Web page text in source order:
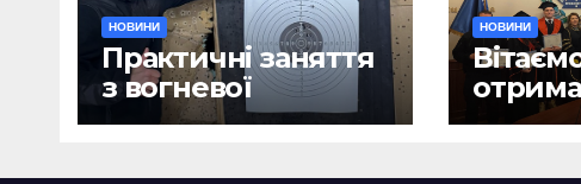
НОВИНИ
Практичні заняття
з вогневої
підготовки
НОВИНИ